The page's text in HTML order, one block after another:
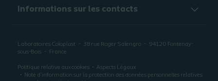
Informations sur les contacts
Laboratoires Coloplast 38 rue Roger Salengro 94120 Fontenay-
sous-Bois
France
Politique relative aux cookies
Aspects Légaux
Note d’information sur la protection des données personnelles relatives